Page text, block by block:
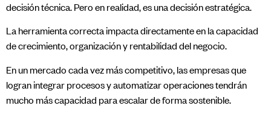
decisión técnica. Pero en realidad, es una decisión estratégica.
La herramienta correcta impacta directamente en la capacidad
de crecimiento, organización y rentabilidad del negocio.
En un mercado cada vez más competitivo, las empresas que
logran integrar procesos y automatizar operaciones tendrán
mucho más capacidad para escalar de forma sostenible.